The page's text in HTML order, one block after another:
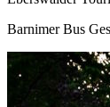
Barnimer Bus